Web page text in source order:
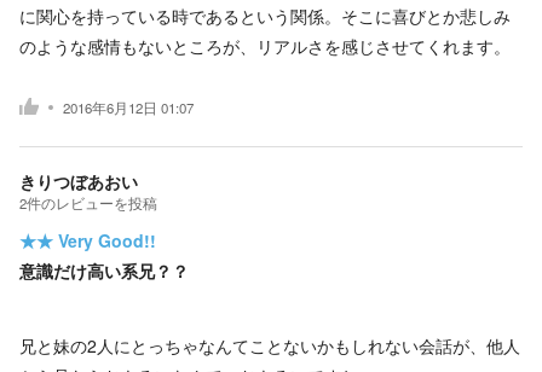
に関心を持っている時であるという関係。そこに喜びとか悲しみ
のような感情もないところが、リアルさを感じさせてくれます。
2016年6月12日 01:07
きりつぼあおい
2件のレビューを投稿
★★ Very Good!!
意識だけ高い系兄？？
兄と妹の2人にとっちゃなんてことないかもしれない会話が、他人